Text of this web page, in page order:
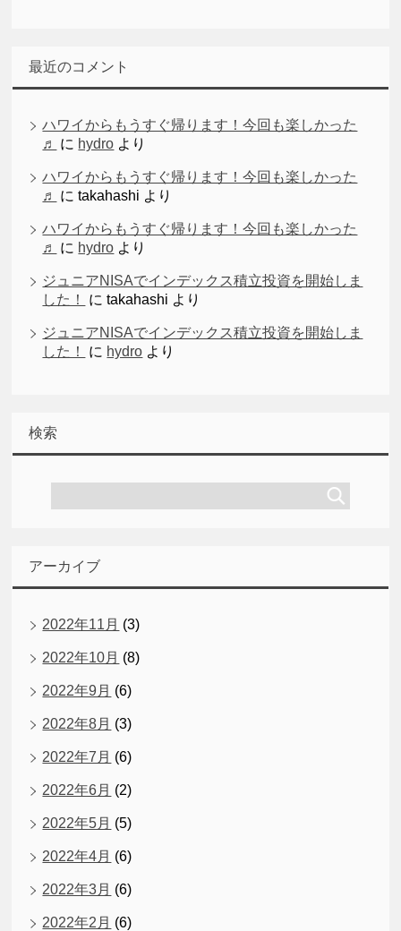
最近のコメント
ハワイからもうすぐ帰ります！今回も楽しかった
♬
に hydro より
ハワイからもうすぐ帰ります！今回も楽しかった
♬
にtakahashi より
ハワイからもうすぐ帰ります！今回も楽しかった
♬
に hydro より
ジュニアNISAでインデックス積立投資を開始しま
した！
にtakahashi より
ジュニアNISAでインデックス積立投資を開始しま
した！
に hydro より
検索
アーカイブ
2022年11月 (3)
2022年10月 (8)
2022年9月 (6)
2022年8月 (3)
2022年7月 (6)
2022年6月 (2)
2022年5月 (5)
2022年4月 (6)
2022年3月 (6)
2022年2月 (6)